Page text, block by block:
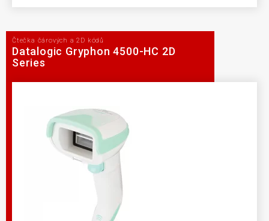
Čtečka čárových a 2D kódů
Datalogic Gryphon 4500-HC 2D
Series